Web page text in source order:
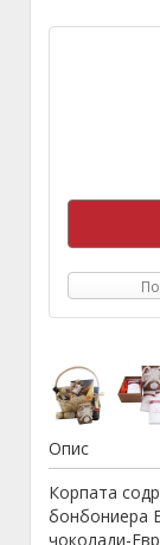
Опис
Корпата
бонбониера
чоколади-